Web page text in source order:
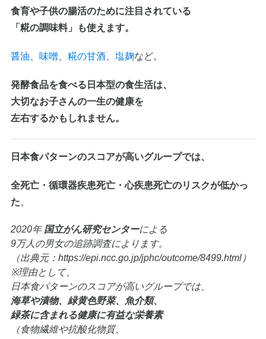
食育や子供の腸活のために注目されている
「糀の調味料」も使えます。
醤油 味噌、 糀の甘酒、 塩麹など。
発酵食品を食べる日本型の食生活は、
大切なお子さんの一生の健康を
左右するかもしれません。
日本食パターンのスコアが高いグループでは、
全死亡・循環器疾患死亡・心疾患死亡のリスクが低かっ
た。
2020年 国立がん研究センターによる
9万人の男女の追跡調査によります。
（出典元：https://epi.ncc.go.jp/jphc/outcome/8499.html）
※理由として、
日本食パターンのスコアが高いグループでは、
海草や漬物、緑黄色野菜、魚介類、
緑茶に含まれる健康に有益な栄養素
（食物繊維や抗酸化物質、